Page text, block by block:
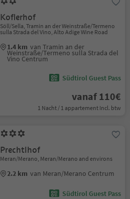
Koflerhof
Söll/Sella, Tramin an der Weinstraße/Termeno
sulla Strada del Vino, Alto Adige Wine Road
1.4 km van Tramin an der
Weinstraße/Termeno sulla Strada del
Vino Centrum
Südtirol Guest Pass
vanaf 110€
1 Nacht / 1 appartement Incl. btw
Prechtlhof
Meran/Merano, Meran/Merano and environs
2.2 km van Meran/Merano Centrum
Südtirol Guest Pass